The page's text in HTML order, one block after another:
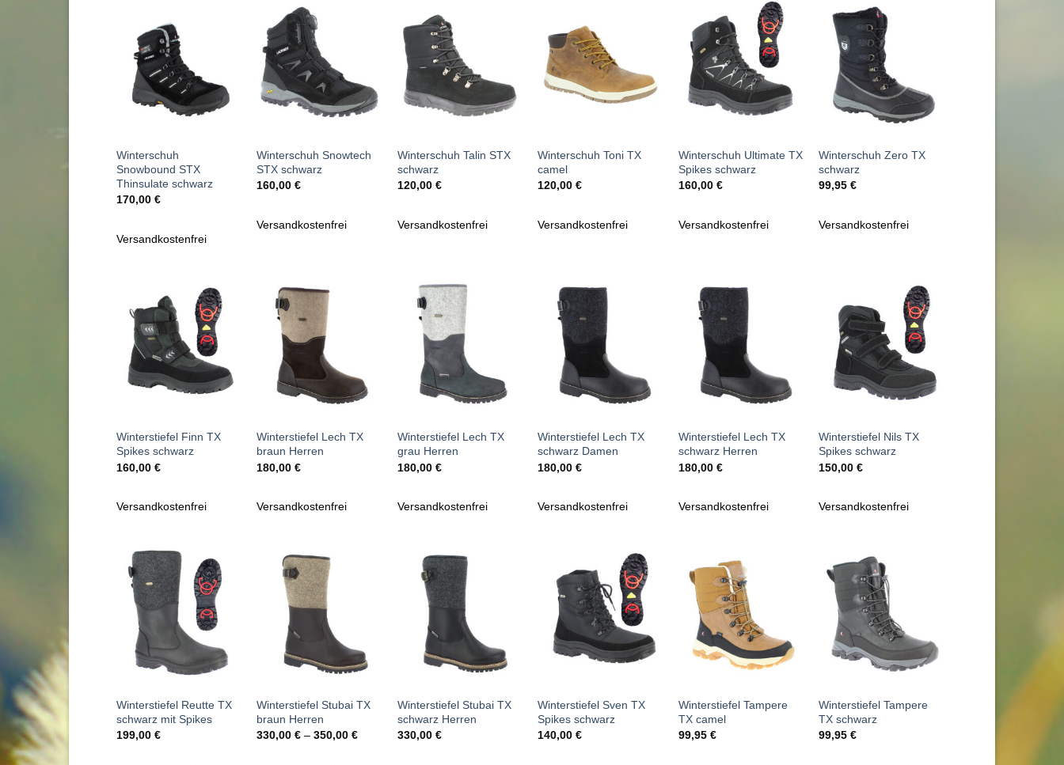
Wunschliste
hinzufügen
Winterschuh
Snowbound STX
Thinsulate schwarz
170,00 €
Versandkostenfrei
hinzufügen
Winterschuh Snowtech
STX schwarz
160,00€
Versandkostenfrei
Winterschuh Talin STX
schwarz
120,00 €
Versandkostenfrei
Wunschliste
hinzufügen
Winterschuh Toni TX
camel
120,00€
Versandkostenfrei
Zu
Wunschliste
hinzufügen
Winterschuh Ultimate TX
Spikes schwarz
160,00 €
Versandkostenfrei
Wunschliste
hinzufügen
Winterschuh Zero TX
schwarz
99,95€
Versandkostenfrei
Zu
Wunschliste
hinzufügen
Winterstiefel Finn TX
Spikes schwarz
160,00 €
Versandkostenfrei
Wunschliste
hinzufügen
Winterstiefel Lech TX
braun Herren
180,00€
Versandkostenfrei
Wunschliste
hinzufügen
Winterstiefel Lech TX
grau Herren
180,00 €
Versandkostenfrei
Wunschliste
hinzufügen
Winterstiefel Lech TX
schwarz Damen
180,00€
Versandkostenfrei
Wunschliste
hinzufügen
Winterstiefel Lech TX
schwarz Herren
180,00 €
Versandkostenfrei
Zu
Wunschliste
hinzufügen
Winterstiefel Nils TX
Spikes schwarz
150,00€
Versandkostenfrei
Zu
Wunschliste
hinzufügen
Winterstiefel Reutte TX
schwarz mit Spikes
199,00 €
Wunschliste
hinzufügen
Winterstiefel Stubai TX
braun Herren
330,00€ –350,00€
Wunschliste
hinzufügen
Winterstiefel Stubai TX
schwarz Herren
330,00 €
Zu
Wunschliste
hinzufügen
Winterstiefel Sven TX
Spikes schwarz
140,00€
Wunschliste
hinzufügen
Winterstiefel Tampere
TX camel
99,95 €
Wunschliste
hinzufügen
Winterstiefel Tampere
TX schwarz
99,95€